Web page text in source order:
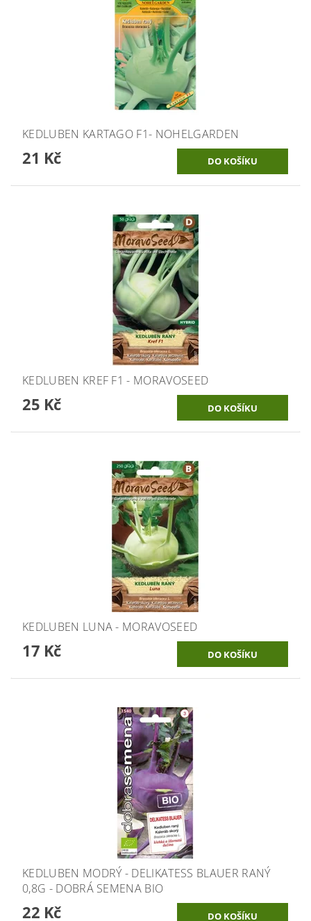
KEDLUBEN KARTAGO F1- NOHELGARDEN
21 Kč
KEDLUBEN KREF F1 - MORAVOSEED
25 Kč
KEDLUBEN LUNA - MORAVOSEED
17 Kč
KEDLUBEN MODRÝ - DELIKATESS BLAUER RANÝ
0,8G - DOBRÁ SEMENA BIO
22 Kč